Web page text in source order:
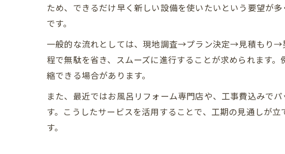
浴
水
生
早
短納
ため、できるだけ早く新しい設備を使いたいという要望が
です。
一般的な流れとしては、現地調査→プラン決定→見積もり
程で無駄を省き、スムーズに進行することが求められます
縮できる場合があります。
また、最近ではお風呂リフォーム専門店や、工事費込みで
す。こうしたサービスを活用することで、工期の見通しが
す。